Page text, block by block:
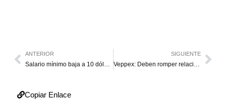
ANTERIOR
Salario mínimo baja a 10 dólares según el mercado oficial
SIGUIENTE
Veppex: Deben romper relaciones comerciales con Venezuela
Copiar Enlace